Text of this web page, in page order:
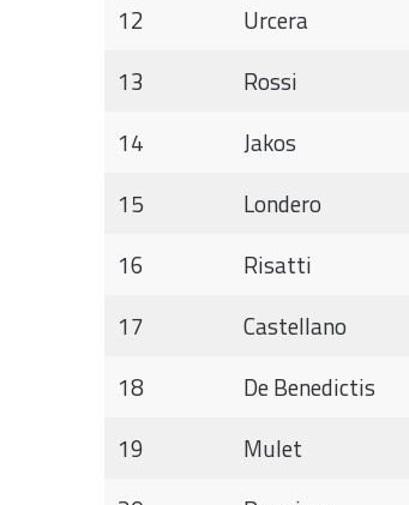
12
Urcera
13
Rossi
14
Jakos
15
Londero
16
Risatti
17
Castellano
18
De Benedictis
19
Mulet